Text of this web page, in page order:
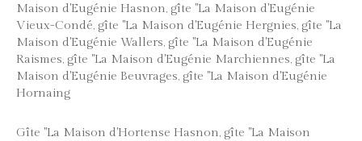
Maison d'Eugénie Hasnon, gîte "La Maison d'Eugénie
Vieux-Condé, gîte "La Maison d'Eugénie Hergnies, gîte "La
Maison d'Eugénie Wallers, gîte "La Maison d'Eugénie
Raismes, gîte "La Maison d'Eugénie Marchiennes, gîte "La
Maison d'Eugénie Beuvrages, gîte "La Maison d'Eugénie
Hornaing
Gîte "La Maison d'Hortense Hasnon, gîte "La Maison